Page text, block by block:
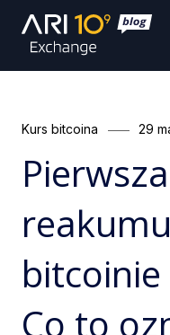
Categories
Kurs bitcoina 29
Pierwsza
bitcoinie
Co to